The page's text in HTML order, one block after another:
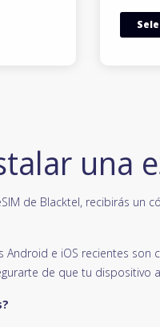
una
de Blacktel, recibirás un
Android e iOS recientes
de que tu dispositivo